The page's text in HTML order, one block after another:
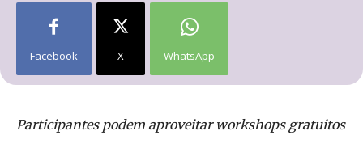
Facebook X WhatsApp
Participantes podem aproveitar workshops gratuitos